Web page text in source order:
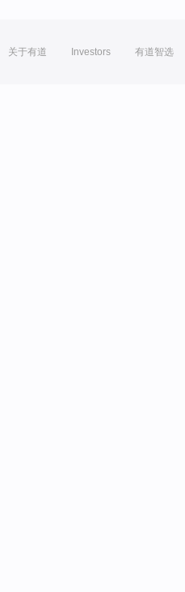
关于有道 Investors 有道智选